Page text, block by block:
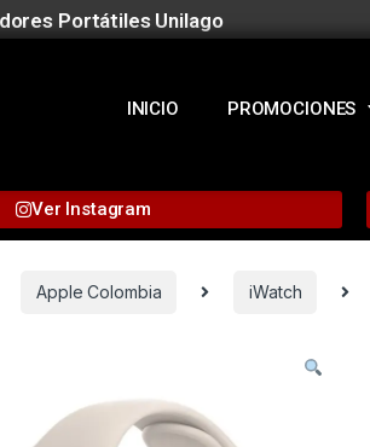
Portátiles Unilago
INICIO PROMOCIONES
Ver Instagram
Apple Colombia iWatch